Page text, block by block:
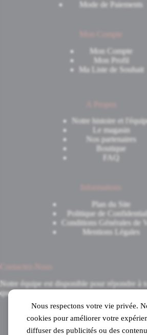
Nous respectons votre vie privée.
cookies pour améliorer votre
diffuser des publicités ou des
Mode de Paiements
Mon Compte
Mon Profil
Ma Liste de Souhait
Notre histoire et
Le magasin
Nos partenaires
Boutique
FAQ
Plan du Site
Politique de
Conditions Générales de
Mentions Légales
Contactez-Nous
Notre équipe est disponible pour répondre à
questions.
8 Avenue du 8 Mai 1945
31520 Ramonville-Saint-Agne